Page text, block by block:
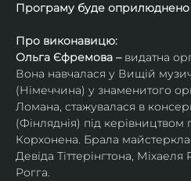
Програму буде оприлюднено
Про виконавицю:
Ольга Єфремова – видатна
Вона навчалася у Вищій
(Німеччина) у знаменитого
Ломана, стажувалася в
(Фінляднія) під
Корхонена. Брала
Девіда Тіттерінгтона,
Рогга.